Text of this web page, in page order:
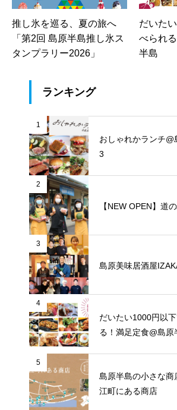
推し氷を巡る、夏の旅へ
「第2回 島原半島推し氷ス
タンプラリー2026」
だいた
べられ
半島
ランキング
1
おしゃれかランチ@
3
2
【NEW OPEN】道
3
島原美味居酒屋
4
だいたい1000円以
る！満足定食@島原
5
島原半島の小さな商
江町にある商店